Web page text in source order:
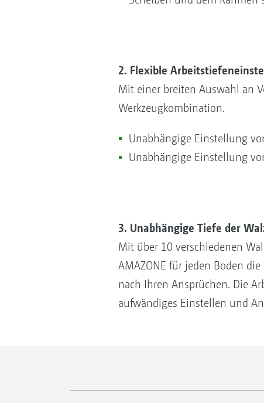
2. Flexible
Mit einer breiten Auswahl an
Werkzeugkombination.
Unabhängige Einstellung
Unabhängige Einstellung
3. Unabhängige Tiefe der
Mit über 10 verschiedenen
AMAZONE für jeden Boden
nach Ihren Ansprüchen. Die
aufwändiges Einstellen und